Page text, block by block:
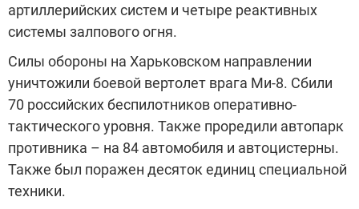
артиллерийских систем и четыре реактивных
системы залпового огня.
Силы обороны на Харьковском направлении
уничтожили боевой вертолет врага Ми-8. Сбили
70 российских беспилотников оперативно-
тактического уровня. Также проредили автопарк
противника – на 84 автомобиля и автоцистерны.
Также был поражен десяток единиц специальной
техники.